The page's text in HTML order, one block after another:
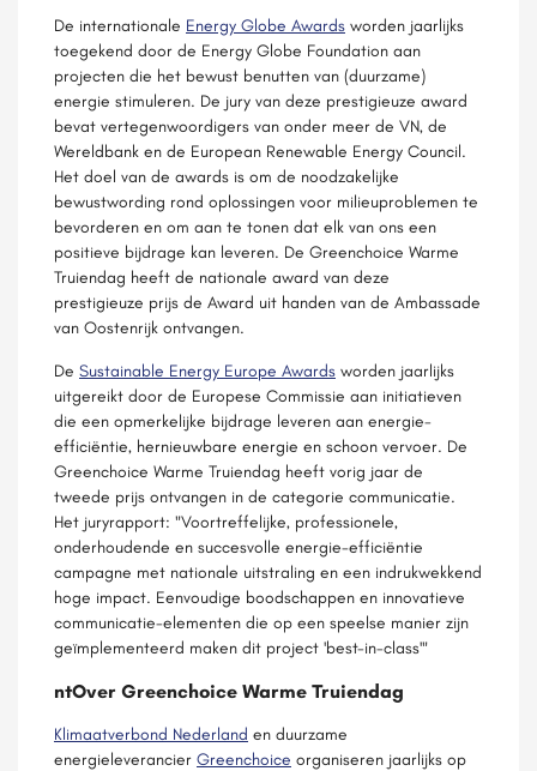
De internationale Energy Globe Awards worden jaarlijks
toegekend door de Energy Globe Foundation aan
projecten die het bewust benutten van (duurzame)
energie stimuleren. De jury van deze prestigieuze award
bevat vertegenwoordigers van onder meer de VN, de
Wereldbank en de European Renewable Energy Council.
Het doel van de awards is om de noodzakelijke
bewustwording rond oplossingen voor milieuproblemen te
bevorderen en om aan te tonen dat elk van ons een
positieve bijdrage kan leveren. De Greenchoice Warme
Truiendag heeft de nationale award van deze
prestigieuze prijs de Award uit handen van de Ambassade
van Oostenrijk ontvangen.
De Sustainable Energy Europe Awards worden jaarlijks
uitgereikt door de Europese Commissie aan initiatieven
die een opmerkelijke bijdrage leveren aan energie-
efficiëntie, hernieuwbare energie en schoon vervoer. De
Greenchoice Warme Truiendag heeft vorig jaar de
tweede prijs ontvangen in de categorie communicatie.
Het juryrapport: "Voortreffelijke, professionele,
onderhoudende en succesvolle energie-efficiëntie
campagne met nationale uitstraling en een indrukwekkend
hoge impact. Eenvoudige boodschappen en innovatieve
communicatie-elementen die op een speelse manier zijn
geïmplementeerd maken dit project 'best-in-class'"
ntOver Greenchoice Warme Truiendag
Klimaatverbond Nederland en duurzame
energieleverancier Greenchoice organiseren jaarlijks op